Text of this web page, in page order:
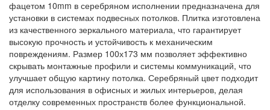
фацетом 10mm в серебряном исполнении предназначена для
установки в системах подвесных потолков. Плитка изготовлена
из качественного зеркального материала, что гарантирует
высокую прочность и устойчивость к механическим
повреждениям. Размер 100х173 мм позволяет эффективно
скрывать монтажные профили и системы коммуникаций, что
улучшает общую картину потолка. Серебряный цвет подходит
для использования в офисных и жилых интерьеров, делая
отделку современных пространств более функциональной.